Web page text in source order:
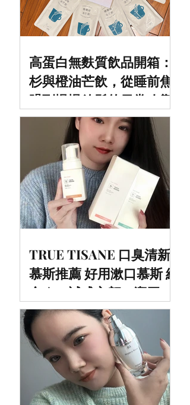
高蛋白無麩質飲品開箱：
杉與橙油芒飲，從睡前焦
躁到慢慢放鬆的日常改變
TRUE TISANE 口臭清新
慕斯推薦 好用漱口慕斯 組
合｜一試成主顧！潔牙慕
斯評價大公開